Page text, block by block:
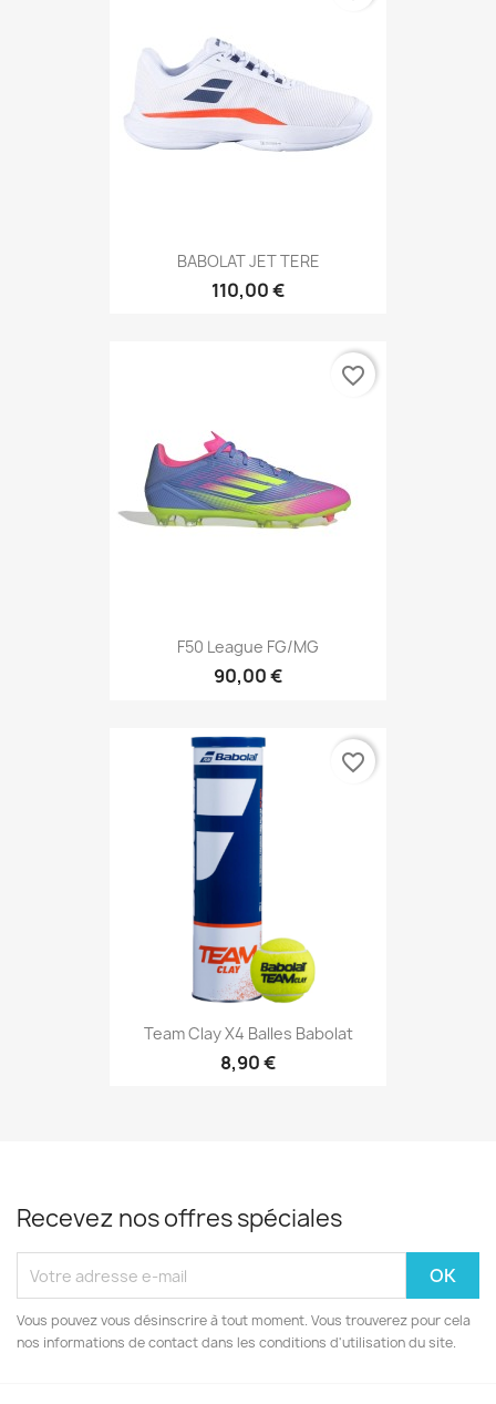
BABOLAT JET TERE
110,00 €
F50 League FG/MG
90,00 €
favorite_border
Team Clay X4 Balles Babolat
8,90 €
favorite_border
Recevez nos offres spéciales
Vous pouvez vous désinscrire à tout moment. Vous trouverez pour cela
nos informations de contact dans les conditions d'utilisation du site.